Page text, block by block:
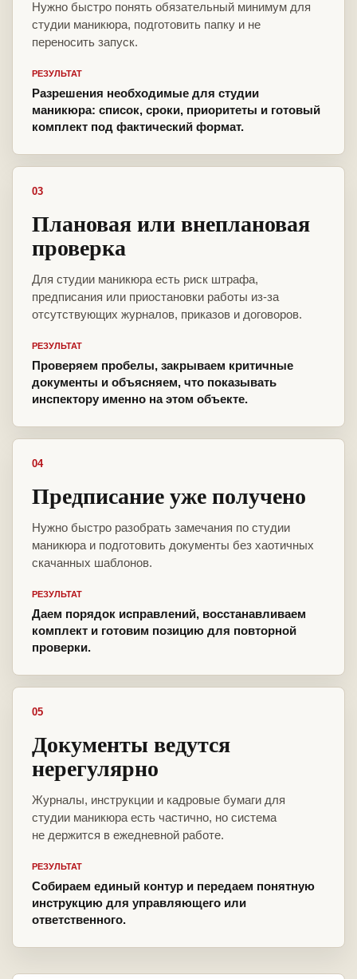
Нужно быстро понять обязательный минимум для
студии маникюра, подготовить папку и не
переносить запуск.
РЕЗУЛЬТАТ
Разрешения необходимые для студии
маникюра: список, сроки, приоритеты и готовый
комплект под фактический формат.
03
Плановая или внеплановая
проверка
Для студии маникюра есть риск штрафа,
предписания или приостановки работы из-за
отсутствующих журналов, приказов и договоров.
РЕЗУЛЬТАТ
Проверяем пробелы, закрываем критичные
документы и объясняем, что показывать
инспектору именно на этом объекте.
04
Предписание уже получено
Нужно быстро разобрать замечания по студии
маникюра и подготовить документы без хаотичных
скачанных шаблонов.
РЕЗУЛЬТАТ
Даем порядок исправлений, восстанавливаем
комплект и готовим позицию для повторной
проверки.
05
Документы ведутся
нерегулярно
Журналы, инструкции и кадровые бумаги для
студии маникюра есть частично, но система
не держится в ежедневной работе.
РЕЗУЛЬТАТ
Собираем единый контур и передаем понятную
инструкцию для управляющего или
ответственного.